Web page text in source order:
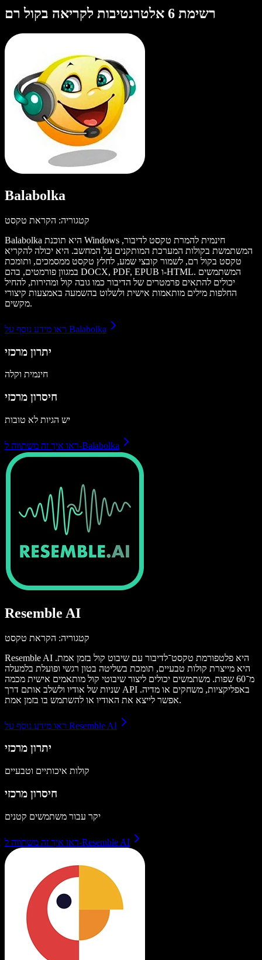
רשימת 6 אלטרנטיבות לקריאה בקול רם
Balabolka
קטגוריה: הקראת טקסט
Balabolka היא תוכנת Windows חינמית להמרת טקסט לדיבור,
המשתמשת בקולות המערכת המותקנים על המחשב. היא יכולה להקריא
טקסט בקול רם, לשמור קובצי שמע, לחלץ טקסט ממסמכים, ותומכת
במגוון פורמטים, בהם DOCX, PDF, EPUB ו-HTML. המשתמשים
יכולים להתאים פרמטרים של הדיבור כמו גובה קול ומהירות, להחיל
החלפות מילים מותאמות אישית ולשלוט בהשמעה באמצעות קיצורי
מקשים.
ראו מידע נוסף על Balabolka
יתרון מרכזי
חינמית וקלה
חיסרון מרכזי
יש הגיות לא טובות
ראו איך זה משתווה ל-Balabolka
Resemble AI
קטגוריה: הקראת טקסט
Resemble AI היא פלטפורמת טקסט־לדיבור עם שיבוט קול בזמן אמת.
היא מייצרת קולות טבעיים, תומכת בשליטה בטון רגשי ופועלת בלמעלה
מ־60 שפות. משתמשים יכולים ליצור שיבוטי קול מותאמים אישית מכמה
שניות של אודיו ולשלב אותם דרך API באפליקציות, משחקים או מדיה.
אפשר לייצא את האודיו או להשתמש בו בזמן אמת.
ראו מידע נוסף על Resemble AI
יתרון מרכזי
קולות איכותיים וטבעיים
חיסרון מרכזי
יקר עבור משתמשים קטנים
ראו איך זה משתווה ל-Resemble AI